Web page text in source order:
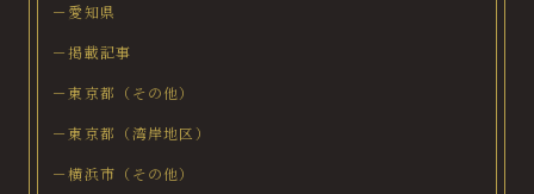
－愛知県
－掲載記事
－東京都（その他）
－東京都（湾岸地区）
－横浜市（その他）